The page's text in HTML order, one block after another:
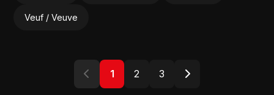
Veuf / Veuve
1 2 3